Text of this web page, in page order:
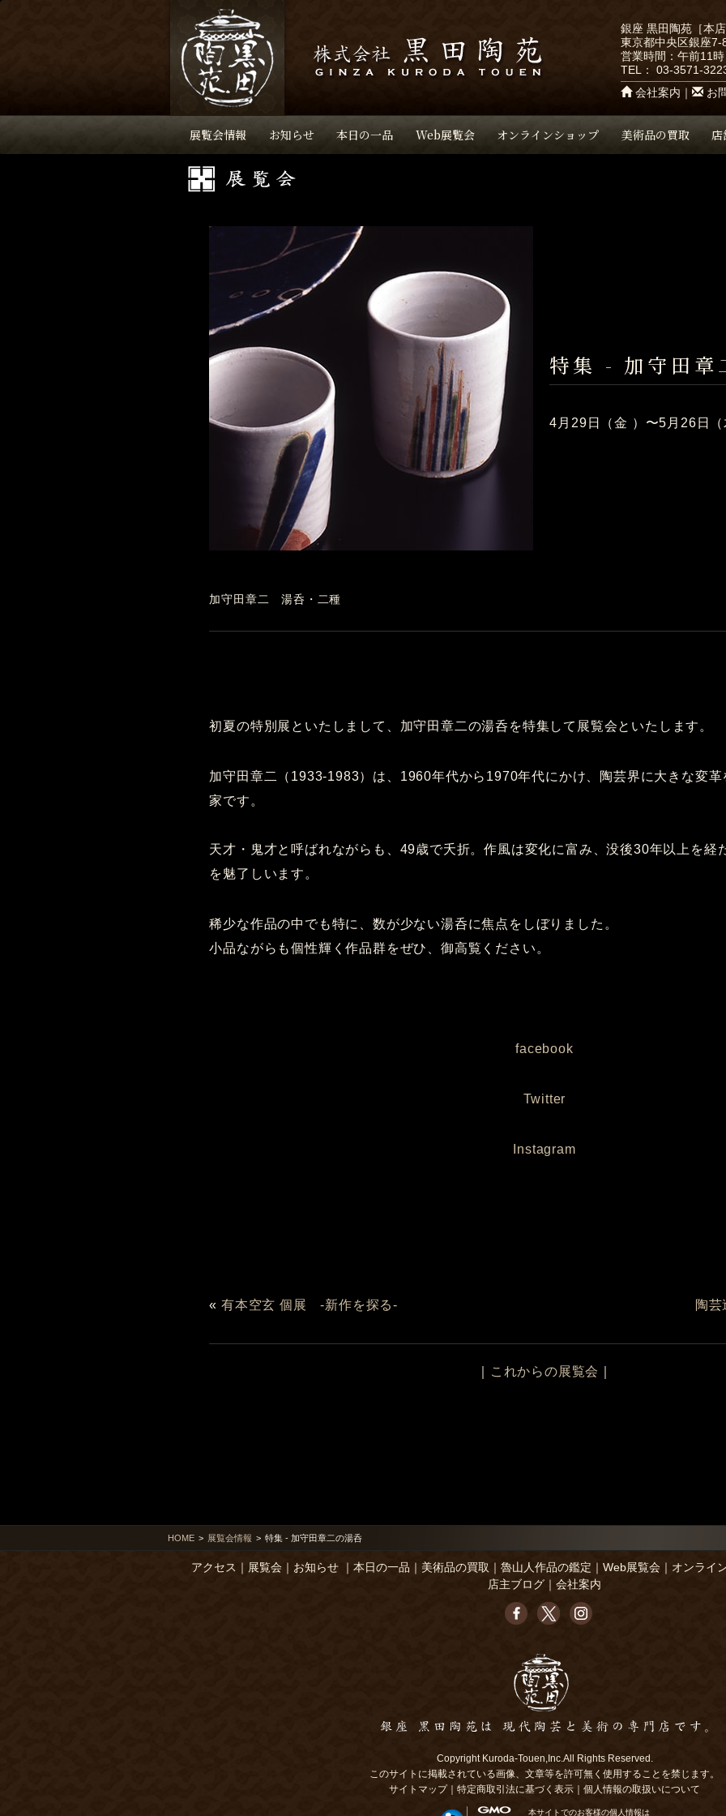
展覧会情報 お知らせ 本日の一品 Web展覧会 オンラインショップ 美術品の買取
銀座 黒田陶苑［本店
東京都中央区銀座
営業時間：午前11
TEL： 03-3571-
会社案内
お
加守田章二 湯呑・二種
特集 - 加守田章
4月29日（金 ）〜5月26日（
初夏の特別展といたしまして、加守田章二の湯呑を特集して展覧会といたします。
加守田章二（1933-1983）は、1960年代から1970年代にかけ、陶芸界に大きな変革
家です。
天才・鬼才と呼ばれながらも、49歳で夭折。作風は変化に富み、没後30年以上を経
を魅了しいます。
稀少な作品の中でも特に、数が少ない湯呑に焦点をしぼりました。
小品ながらも個性輝く作品群をぜひ、御高覧ください。
facebook
Twitter
Instagram
«有本空玄 個展 -新作を探る- 陶
これからの展覧会
HOME > 展覧会情報 > 特集 - 加守田章二の湯呑
アクセス 展覧会｜ お知らせ｜ 本日の一品 美術品の買取 魯山人作品の鑑定 Web展覧会 オンライ
店主ブログ
会社案内
Copyright Kuroda-Touen,Inc.All Rights Reserved.
このサイトに掲載されている画像、文章等を許可無く使用することを禁じます。
サイトマップ｜ 特定商取引法に基づく表示 個人情報の取扱いについて
本サイトでのお客様の個人情報は